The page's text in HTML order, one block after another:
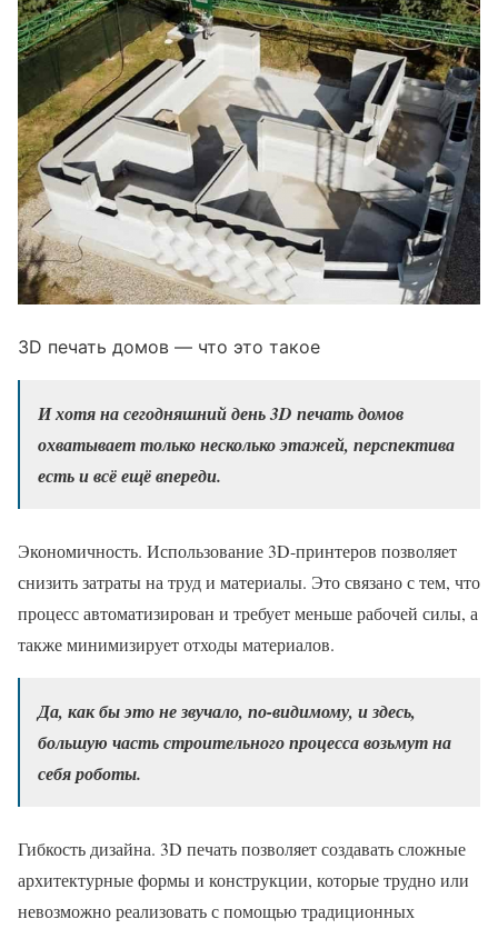
3D печать домов — что это такое
И хотя на сегодняшний день 3D печать домов
охватывает только несколько этажей, перспектива
есть и всё ещё впереди.
Экономичность. Использование 3D-принтеров позволяет
снизить затраты на труд и материалы. Это связано с тем, что
процесс автоматизирован и требует меньше рабочей силы, а
также минимизирует отходы материалов.
Да, как бы это не звучало, по-видимому, и здесь,
большую часть строительного процесса возьмут на
себя роботы.
Гибкость дизайна. 3D печать позволяет создавать сложные
архитектурные формы и конструкции, которые трудно или
невозможно реализовать с помощью традиционных